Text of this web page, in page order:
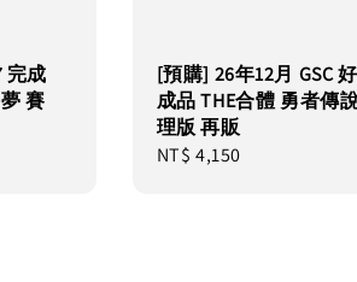
完成
賽
[預購] 26年12月 GSC
成品 THE合體 勇者傳
理版 再販
Regular
NT$ 4,150